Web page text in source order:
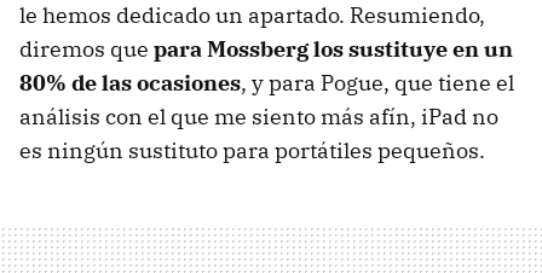
le hemos dedicado un apartado. Resumiendo,
diremos que para Mossberg los sustituye en un
80% de las ocasiones, y para Pogue, que tiene el
análisis con el que me siento más afín, iPad no
es ningún sustituto para portátiles pequeños.